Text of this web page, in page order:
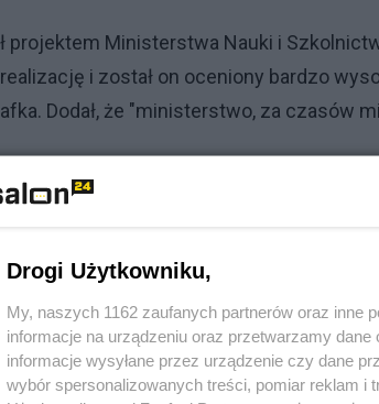
projektem Ministerstwa Nauki i
i został on oceniony bardzo
Dodał, że "ministerstwo, za czasów
Drogi Użytkowniku,
My, naszych 1162 zaufanych partnerów oraz inne
informacje na urządzeniu oraz przetwarzamy
informacje wysyłane przez urządzenie czy dane
wybór spersonalizowanych treści, pomiar reklam i